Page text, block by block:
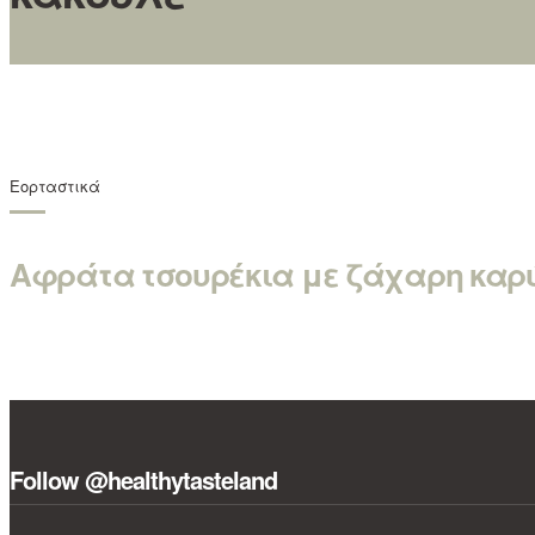
Εορταστικά
Αφράτα τσουρέκια με ζάχαρη
Follow @healthytasteland